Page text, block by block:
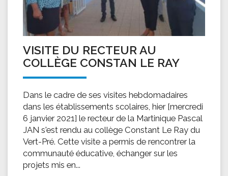
VISITE DU RECTEUR AU
COLLÈGE CONSTAN LE RAY
Dans le cadre de ses visites hebdomadaires
dans les établissements scolaires, hier [mercredi
6 janvier 2021] le recteur de la Martinique Pascal
JAN s'est rendu au collège Constant Le Ray du
Vert-Pré. Cette visite a permis de rencontrer la
communauté éducative, échanger sur les
projets mis en...